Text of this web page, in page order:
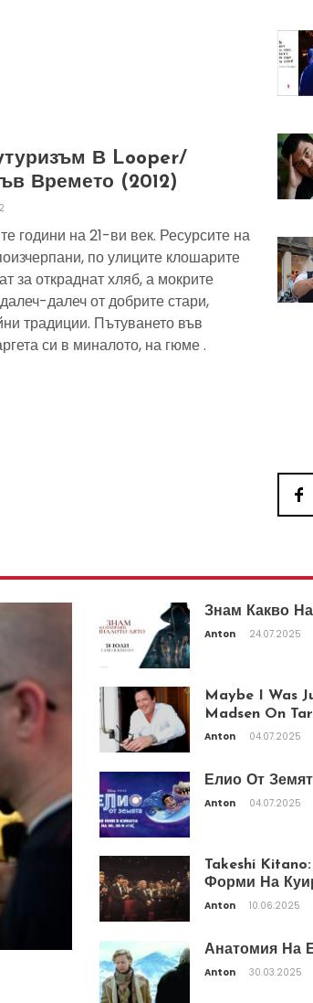
В Looper/
Времето (2012)
години на 21-ви век. Ресурсите на
по улиците клошарите
за откраднат хляб, а мокрите
далеч от добрите стари,
традиции. Пътуването във
си в миналото, на гюме .
Знам Какво
Anton 24.07.2025
Maybe I Was
Madsen On
Anton 04.07.2025
Елио От
Anton 04.07.2025
Takeshi
Форми На
Anton 10.06.2025
Анатомия На
Anton 30.03.2025